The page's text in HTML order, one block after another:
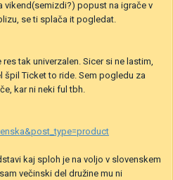
vikend(semizdi?) popust na igrače v
se ti splača it pogledat.
tak univerzalen. Sicer si ne lastim,
špil Ticket to ride. Sem pogledu za
kar ni neki ful tbh.
kaj sploh je na voljo v slovenskem
večinski del družine mu ni